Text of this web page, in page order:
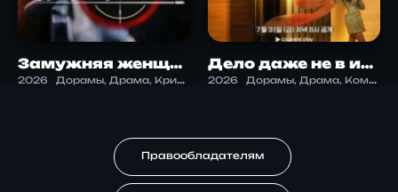
Замужняя женщина-убийца
2026 Дорамы, Драма, Криминал, Триллер
Дело даже не в измене
2026 Дорамы, Драма, Комедия, Криминал, Саспенс, Триллер
Правообладателям